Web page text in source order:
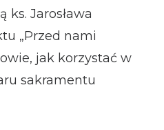
ks. Jarosława
„Przed nami
jak korzystać w
sakramentu